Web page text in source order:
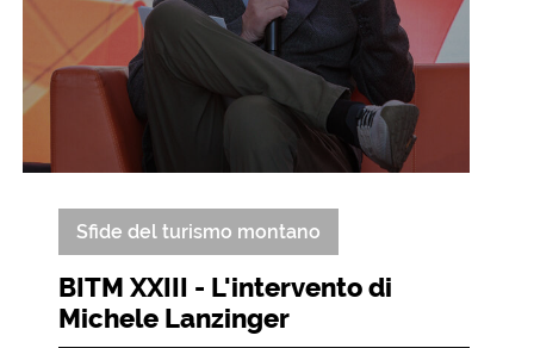
Sfide del turismo montano
BITM XXIII - L'intervento di
Michele Lanzinger